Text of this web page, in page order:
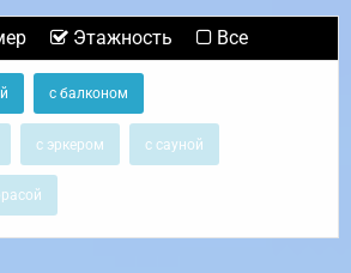
Этажность Все
с балконом
с эркером с сауной